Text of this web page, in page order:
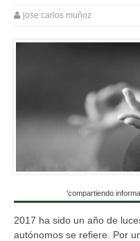
jose carlos muñoz
'compartiendo
2017 ha sido un año de
autónomos se refiere. Por